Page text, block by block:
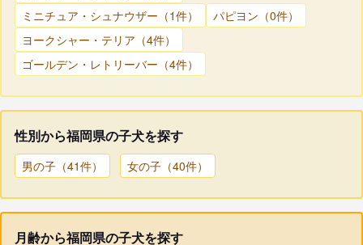
ミニチュア・シュナウザー（1件）
パピヨン（0件）
ヨークシャー・テリア（4件）
ゴールデン・レトリーバー（4件）
性別から福岡県の子犬を探す
男の子（41件） 女の子（40件）
月齢から福岡県の子犬を探す